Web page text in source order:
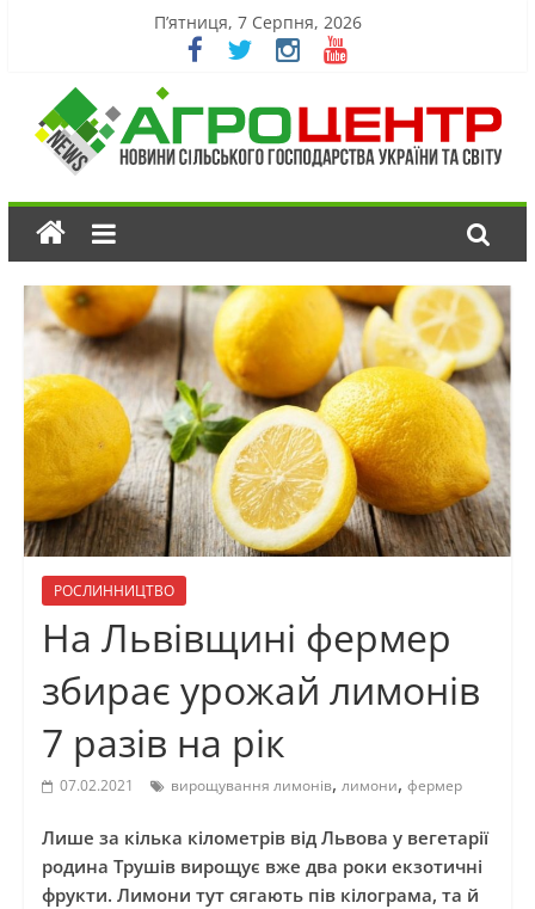
П’ятниця, 7 Серпня, 2026
РОСЛИННИЦТВО
На Львівщині фермер
збирає урожай лимонів
7 разів на рік
07.02.2021 вирощування лимонів, лимони, фермер
Лише за кілька кілометрів від Львова у вегетарії
родина Трушів вирощує вже два роки екзотичні
фрукти. Лимони тут сягають пів кілограма, та й